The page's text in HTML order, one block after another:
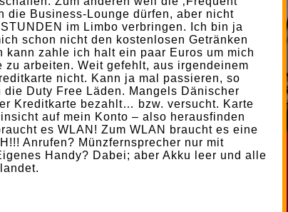
die Business-Lounge dürfen, aber nicht
im Limbo verbringen. Ich bin ja
schon nicht den kostenlosen Getränken
kann zahle ich halt ein paar Euros um mich
arbeiten. Weit gefehlt, aus irgendeinem
nicht. Kann ja mal passieren, so
Duty Free Läden. Mangels Dänischer
Kreditkarte bezahlt… bzw. versucht. Karte
auf mein Konto – also herausfinden
es WLAN! Zum WLAN braucht es eine
Anrufen? Münzfernsprecher nur mit
Handy? Dabei; aber Akku leer und alle